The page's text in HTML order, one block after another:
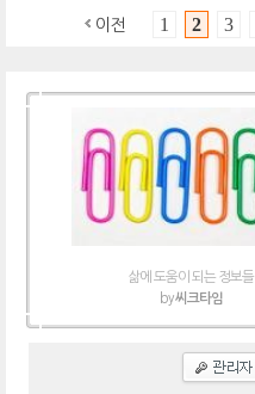
이전 1 2 3
삶에 도움이 되는 정보들
by씨크타임